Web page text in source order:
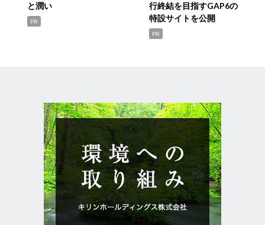
と潤い
PR
行終結を目指すGAP6の
特設サイトを公開
PR